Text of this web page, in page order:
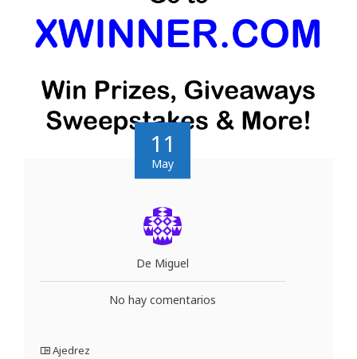
11
May
De Miguel
No hay comentarios
Ajedrez